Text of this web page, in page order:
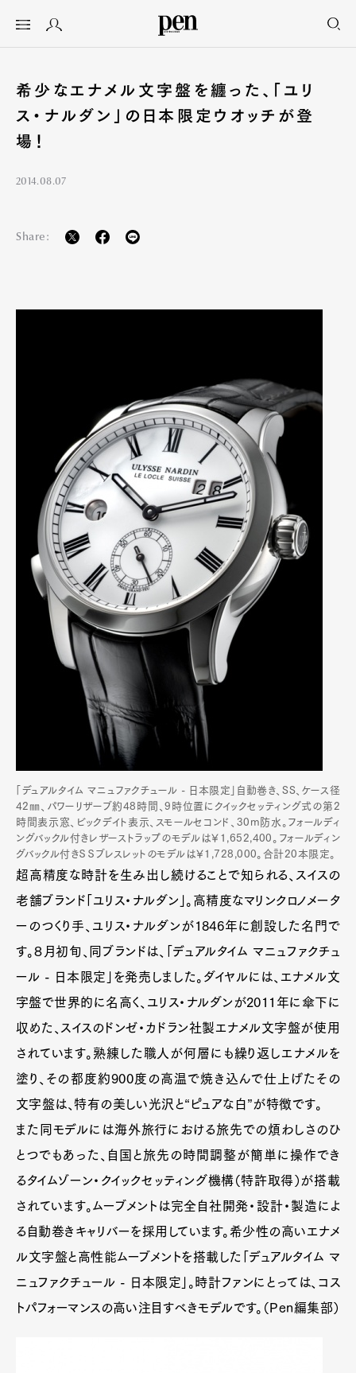
希少なエナメル文字盤を纏った、「ユリ
ス・ナルダン」の日本限定ウオッチが登
場！
2014.08.07
Share:
「デュアルタイム マニュファクチュール - 日本限定」自動巻き、SS、ケース径
42㎜、パワーリザーブ約48時間、9時位置にクイックセッティング式の第2
時間表示窓、ビックデイト表示、スモールセコンド、30m防水。フォールディ
ングバックル付きレザーストラップのモデルは￥1,652,400。フォールディン
グバックル付きＳＳブレスレットのモデルは￥1,728,000。合計20本限定。
超高精度な時計を生み出し続けることで知られる、スイスの
老舗ブランド「ユリス・ナルダン」。高精度なマリンクロノメータ
ーのつくり手、ユリス・ナルダンが1846年に創設した名門で
す。８月初旬、同ブランドは、「デュアルタイム マニュファクチュ
ール - 日本限定」を発売しました。ダイヤルには、エナメル文
字盤で世界的に名高く、ユリス・ナルダンが2011年に傘下に
収めた、スイスのドンゼ・カドラン社製エナメル文字盤が使用
されています。熟練した職人が何層にも繰り返しエナメルを
塗り、その都度約900度の高温で焼き込んで仕上げたその
文字盤は、特有の美しい光沢と“ピュアな白”が特徴です。
また同モデルには海外旅行における旅先での煩わしさのひ
とつでもあった、自国と旅先の時間調整が簡単に操作でき
るタイムゾーン・クイックセッティング機構（特許取得）が搭載
されています。ムーブメントは完全自社開発・設計・製造によ
る自動巻きキャリバーを採用しています。希少性の高いエナメ
ル文字盤と高性能ムーブメントを搭載した「デュアルタイム マ
ニュファクチュール - 日本限定」。時計ファンにとっては、コス
トパフォーマンスの高い注目すべきモデルです。（Pen編集部）